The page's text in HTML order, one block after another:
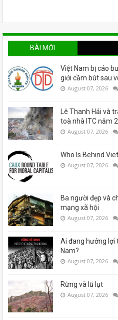
BÀI MỚI
Việt Nam bị cáo
giới cầm bút sau
August 07, 2026
Lê Thanh Hải và
toà nhà ITC năm
August 07, 2026
Who Is Behind
August 07, 2026
Ba người đẹp và
mạng xã hội
August 07, 2026
Ai đang hưởng lợi
Nam?
August 07, 2026
Rừng và lũ lụt
August 07, 2026